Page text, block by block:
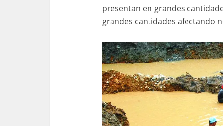
presentan en grandes
grandes cantidades afectando